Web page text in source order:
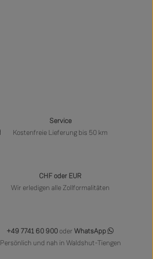
Service
Kostenfreie Lieferung bis 50 km
CHF oder EUR
Wir erledigen alle Zollformalitäten
+49 7741 60 900 oder WhatsApp
Persönlich und nah in Waldshut-Tiengen